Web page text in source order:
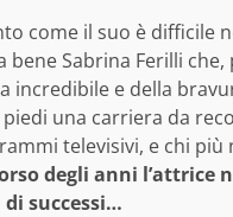
come il suo è difficile
bene Sabrina Ferilli
incredibile e della
una carriera da
televisivi, e chi più
degli anni l’attrice
successi…